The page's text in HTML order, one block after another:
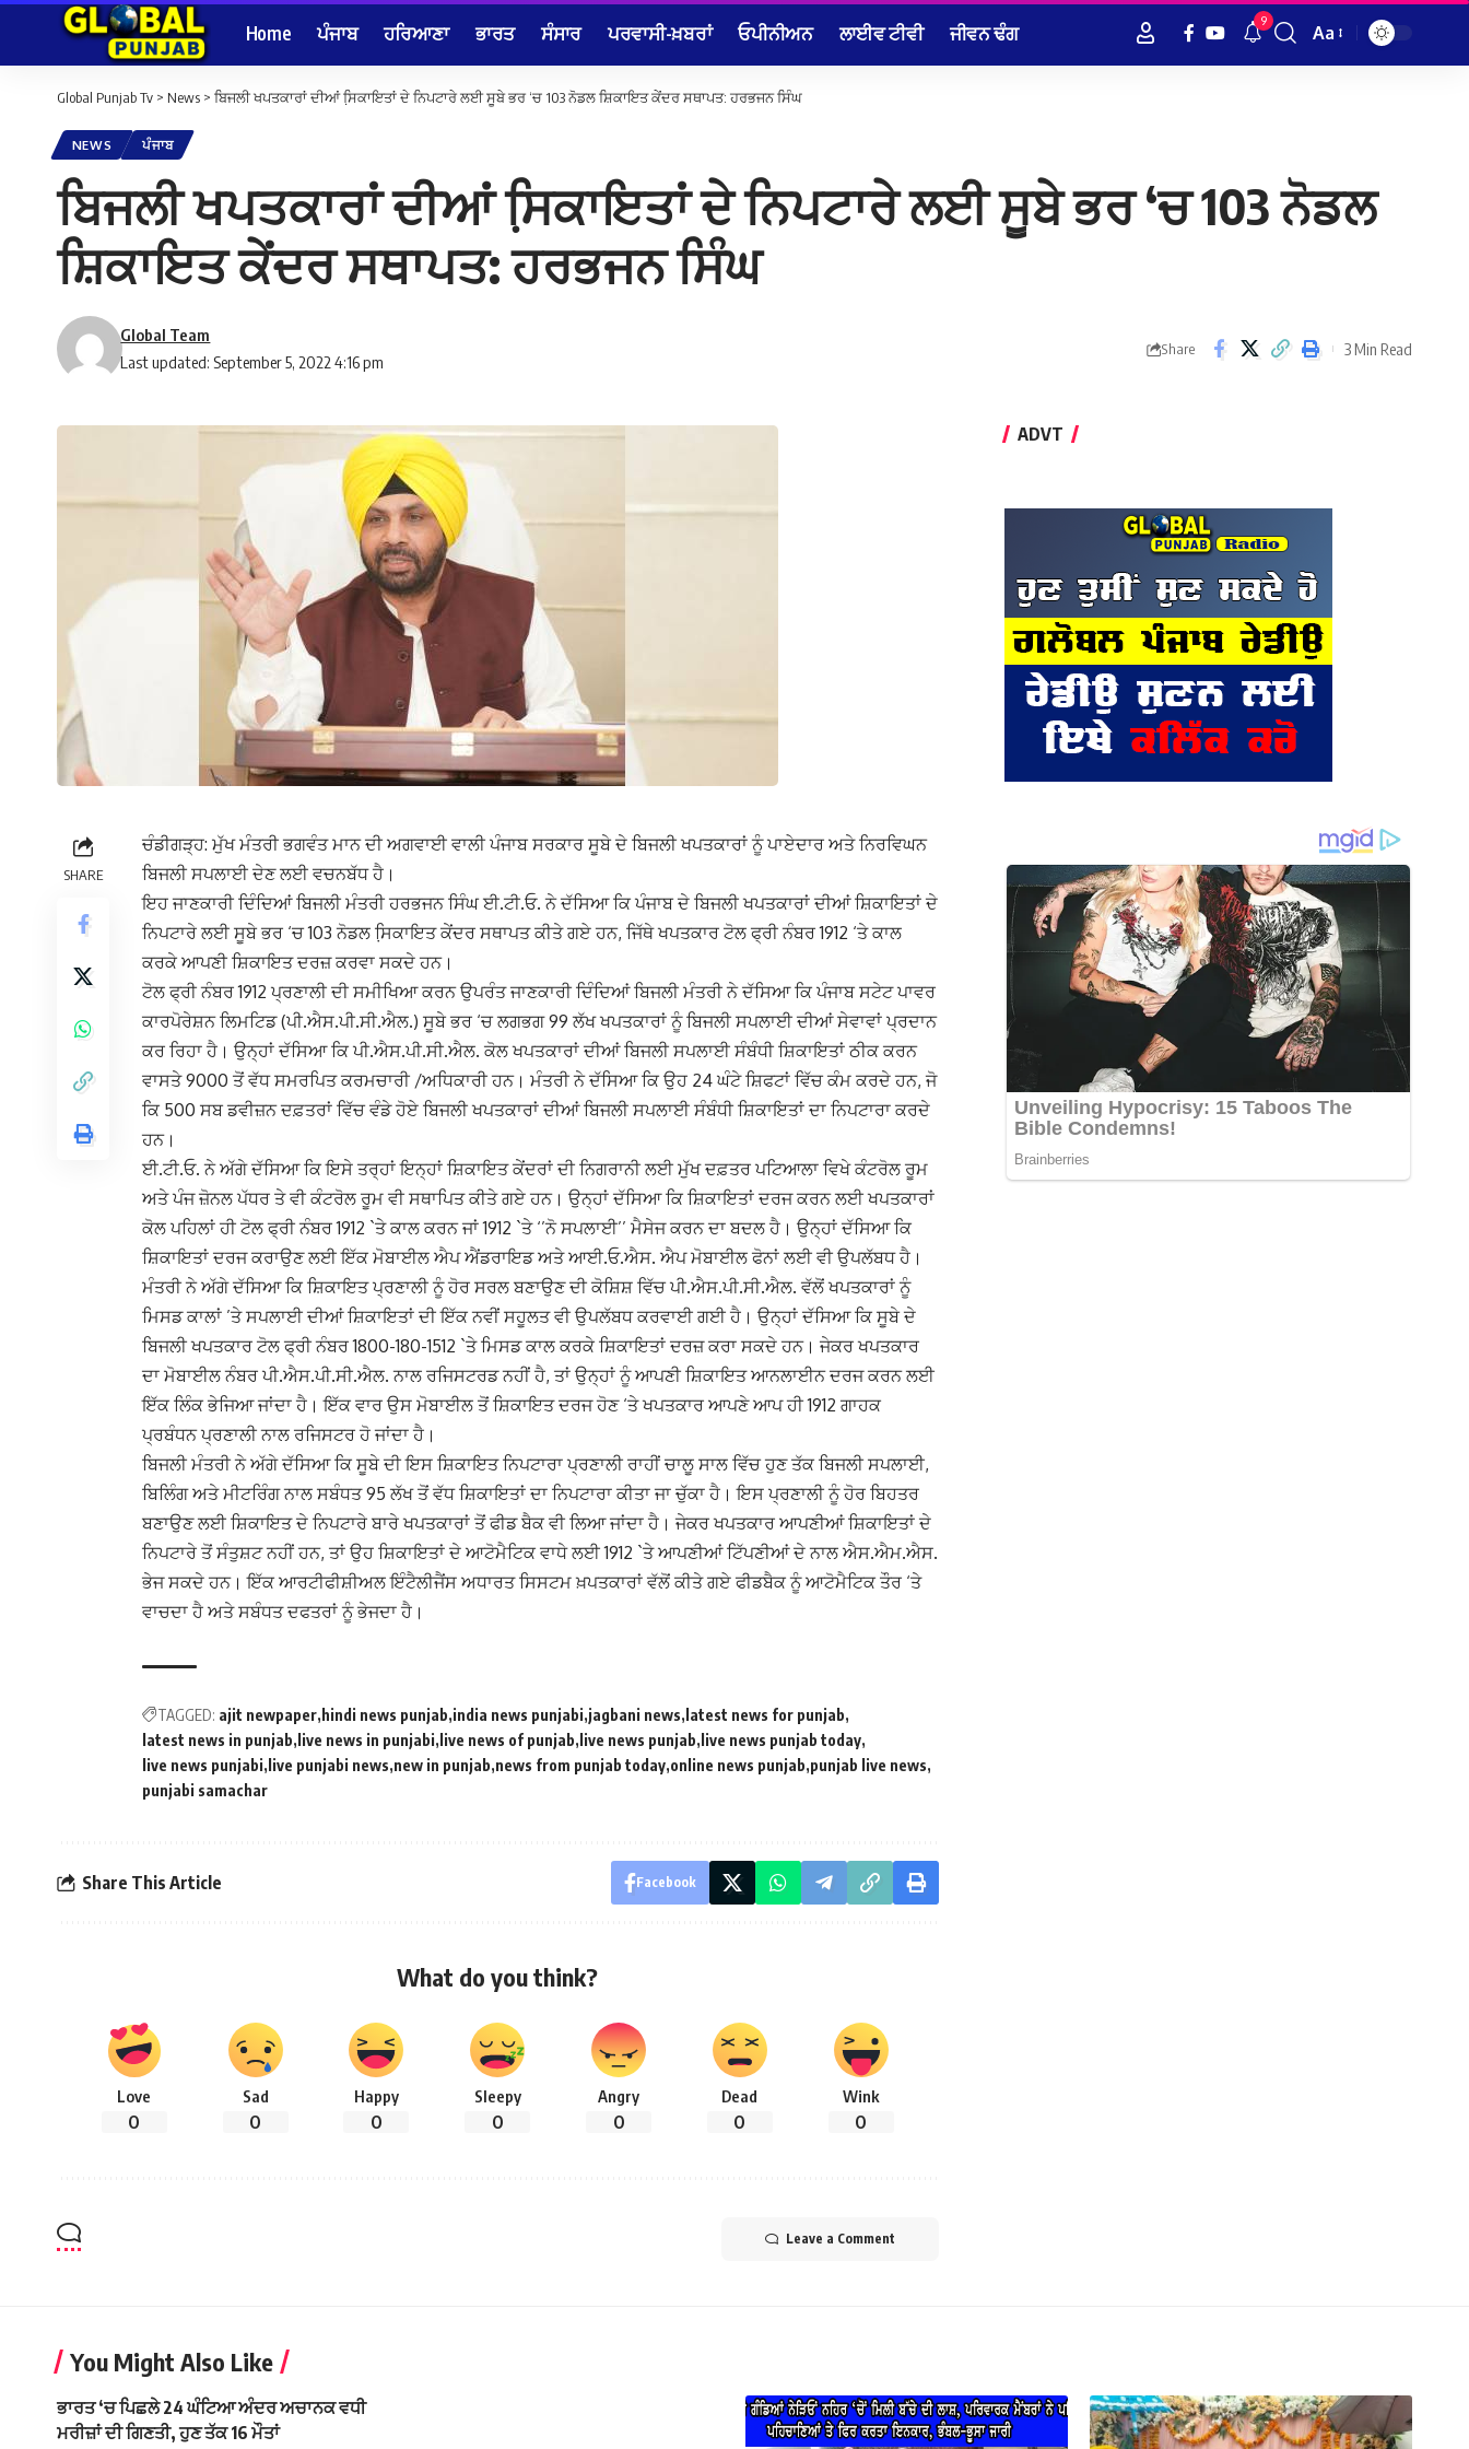
Home ਪੰਜਾਬ ਹਰਿਆਣਾ ਭਾਰਤ ਸੰਸਾਰ ਪਰਵਾਸੀ-ਖ਼ਬਰਾਂ ਓਪੀਨੀਅਨ ਲਾਈਵ ਟੀਵੀ ਜੀਵਨ ਢੰਗ 9
Font
Aa
Global Punjab Tv > News > ਬਿਜਲੀ ਖਪਤਕਾਰਾਂ ਦੀਆਂ ਸਿ਼ਕਾਇਤਾਂ ਦੇ ਨਿਪਟਾਰੇ ਲਈ ਸੂਬੇ ਭਰ ‘ਚ 103 ਨੋਡਲ ਸ਼ਿਕਾਇਤ ਕੇਂਦਰ ਸਥਾਪਤ: ਹਰਭਜਨ ਸਿੰਘ
NEWS ਪੰਜਾਬ
ਬਿਜਲੀ ਖਪਤਕਾਰਾਂ ਦੀਆਂ ਸਿ਼ਕਾਇਤਾਂ ਦੇ ਨਿਪਟਾਰੇ ਲਈ ਸੂਬੇ ਭਰ ‘ਚ 103 ਨੋਡਲ
ਸ਼ਿਕਾਇਤ ਕੇਂਦਰ ਸਥਾਪਤ: ਹਰਭਜਨ ਸਿੰਘ
Last updated: September 5, 2022 4:16 pm
Global Team
Share 3 Min Read
SHARE
ਚੰਡੀਗੜ੍ਹ: ਮੁੱਖ ਮੰਤਰੀ ਭਗਵੰਤ ਮਾਨ ਦੀ ਅਗਵਾਈ ਵਾਲੀ ਪੰਜਾਬ ਸਰਕਾਰ ਸੂਬੇ ਦੇ ਬਿਜਲੀ ਖਪਤਕਾਰਾਂ ਨੂੰ ਪਾਏਦਾਰ ਅਤੇ ਨਿਰਵਿਘਨ
ਬਿਜਲੀ ਸਪਲਾਈ ਦੇਣ ਲਈ ਵਚਨਬੱਧ ਹੈ।
ਇਹ ਜਾਣਕਾਰੀ ਦਿੰਦਿਆਂ ਬਿਜਲੀ ਮੰਤਰੀ ਹਰਭਜਨ ਸਿੰਘ ਈ.ਟੀ.ਓ. ਨੇ ਦੱਸਿਆ ਕਿ ਪੰਜਾਬ ਦੇ ਬਿਜਲੀ ਖਪਤਕਾਰਾਂ ਦੀਆਂ ਸ਼ਿਕਾਇਤਾਂ ਦੇ
ਨਿਪਟਾਰੇ ਲਈ ਸੂਬੇ ਭਰ ‘ਚ 103 ਨੋਡਲ ਸਿ਼ਕਾਇਤ ਕੇਂਦਰ ਸਥਾਪਤ ਕੀਤੇ ਗਏ ਹਨ, ਜਿੱਥੇ ਖਪਤਕਾਰ ਟੋਲ ਫ੍ਰੀ ਨੰਬਰ 1912 ‘ਤੇ ਕਾਲ
ਕਰਕੇ ਆਪਣੀ ਸ਼ਿਕਾਇਤ ਦਰਜ਼ ਕਰਵਾ ਸਕਦੇ ਹਨ।
ਟੋਲ ਫ੍ਰੀ ਨੰਬਰ 1912 ਪ੍ਰਣਾਲੀ ਦੀ ਸਮੀਖਿਆ ਕਰਨ ਉਪਰੰਤ ਜਾਣਕਾਰੀ ਦਿੰਦਿਆਂ ਬਿਜਲੀ ਮੰਤਰੀ ਨੇ ਦੱਸਿਆ ਕਿ ਪੰਜਾਬ ਸਟੇਟ ਪਾਵਰ
ਕਾਰਪੋਰੇਸ਼ਨ ਲਿਮਟਿਡ (ਪੀ.ਐਸ.ਪੀ.ਸੀ.ਐਲ.) ਸੂਬੇ ਭਰ ‘ਚ ਲਗਭਗ 99 ਲੱਖ ਖਪਤਕਾਰਾਂ ਨੂੰ ਬਿਜਲੀ ਸਪਲਾਈ ਦੀਆਂ ਸੇਵਾਵਾਂ ਪ੍ਰਦਾਨ
ਕਰ ਰਿਹਾ ਹੈ। ਉਨ੍ਹਾਂ ਦੱਸਿਆ ਕਿ ਪੀ.ਐਸ.ਪੀ.ਸੀ.ਐਲ. ਕੋਲ ਖਪਤਕਾਰਾਂ ਦੀਆਂ ਬਿਜਲੀ ਸਪਲਾਈ ਸੰਬੰਧੀ ਸ਼ਿਕਾਇਤਾਂ ਠੀਕ ਕਰਨ
ਵਾਸਤੇ 9000 ਤੋਂ ਵੱਧ ਸਮਰਪਿਤ ਕਰਮਚਾਰੀ /ਅਧਿਕਾਰੀ ਹਨ। ਮੰਤਰੀ ਨੇ ਦੱਸਿਆ ਕਿ ਉਹ 24 ਘੰਟੇ ਸ਼ਿਫਟਾਂ ਵਿੱਚ ਕੰਮ ਕਰਦੇ ਹਨ, ਜੋ
ਕਿ 500 ਸਬ ਡਵੀਜ਼ਨ ਦਫ਼ਤਰਾਂ ਵਿੱਚ ਵੰਡੇ ਹੋਏ ਬਿਜਲੀ ਖਪਤਕਾਰਾਂ ਦੀਆਂ ਬਿਜਲੀ ਸਪਲਾਈ ਸੰਬੰਧੀ ਸ਼ਿਕਾਇਤਾਂ ਦਾ ਨਿਪਟਾਰਾ ਕਰਦੇ
ਹਨ।
ਈ.ਟੀ.ਓ. ਨੇ ਅੱਗੇ ਦੱਸਿਆ ਕਿ ਇਸੇ ਤਰ੍ਹਾਂ ਇਨ੍ਹਾਂ ਸ਼ਿਕਾਇਤ ਕੇਂਦਰਾਂ ਦੀ ਨਿਗਰਾਨੀ ਲਈ ਮੁੱਖ ਦਫ਼ਤਰ ਪਟਿਆਲਾ ਵਿਖੇ ਕੰਟਰੋਲ ਰੂਮ
ਅਤੇ ਪੰਜ ਜ਼ੋਨਲ ਪੱਧਰ ਤੇ ਵੀ ਕੰਟਰੋਲ ਰੂਮ ਵੀ ਸਥਾਪਿਤ ਕੀਤੇ ਗਏ ਹਨ। ਉਨ੍ਹਾਂ ਦੱਸਿਆ ਕਿ ਸ਼ਿਕਾਇਤਾਂ ਦਰਜ ਕਰਨ ਲਈ ਖਪਤਕਾਰਾਂ
ਕੋਲ ਪਹਿਲਾਂ ਹੀ ਟੋਲ ਫ੍ਰੀ ਨੰਬਰ 1912 `ਤੇ ਕਾਲ ਕਰਨ ਜਾਂ 1912 `ਤੇ ‘’ਨੋ ਸਪਲਾਈ’’ ਮੈਸੇਜ ਕਰਨ ਦਾ ਬਦਲ ਹੈ। ਉਨ੍ਹਾਂ ਦੱਸਿਆ ਕਿ
ਸ਼ਿਕਾਇਤਾਂ ਦਰਜ ਕਰਾਉਣ ਲਈ ਇੱਕ ਮੋਬਾਈਲ ਐਪ ਐਂਡਰਾਇਡ ਅਤੇ ਆਈ.ਓ.ਐਸ. ਐਪ ਮੋਬਾਈਲ ਫੋਨਾਂ ਲਈ ਵੀ ਉਪਲੱਬਧ ਹੈ।
ਮੰਤਰੀ ਨੇ ਅੱਗੇ ਦੱਸਿਆ ਕਿ ਸ਼ਿਕਾਇਤ ਪ੍ਰਣਾਲੀ ਨੂੰ ਹੋਰ ਸਰਲ ਬਣਾਉਣ ਦੀ ਕੋਸ਼ਿਸ਼ ਵਿੱਚ ਪੀ.ਐਸ.ਪੀ.ਸੀ.ਐਲ. ਵੱਲੋਂ ਖਪਤਕਾਰਾਂ ਨੂੰ
ਮਿਸਡ ਕਾਲਾਂ ’ਤੇ ਸਪਲਾਈ ਦੀਆਂ ਸ਼ਿਕਾਇਤਾਂ ਦੀ ਇੱਕ ਨਵੀਂ ਸਹੂਲਤ ਵੀ ਉਪਲੱਬਧ ਕਰਵਾਈ ਗਈ ਹੈ। ਉਨ੍ਹਾਂ ਦੱਸਿਆ ਕਿ ਸੂਬੇ ਦੇ
ਬਿਜਲੀ ਖਪਤਕਾਰ ਟੋਲ ਫ੍ਰੀ ਨੰਬਰ 1800-180-1512 `ਤੇ ਮਿਸਡ ਕਾਲ ਕਰਕੇ ਸ਼ਿਕਾਇਤਾਂ ਦਰਜ਼ ਕਰਾ ਸਕਦੇ ਹਨ। ਜੇਕਰ ਖਪਤਕਾਰ
ਦਾ ਮੋਬਾਈਲ ਨੰਬਰ ਪੀ.ਐਸ.ਪੀ.ਸੀ.ਐਲ. ਨਾਲ ਰਜਿਸਟਰਡ ਨਹੀਂ ਹੈ, ਤਾਂ ਉਨ੍ਹਾਂ ਨੂੰ ਆਪਣੀ ਸ਼ਿਕਾਇਤ ਆਨਲਾਈਨ ਦਰਜ ਕਰਨ ਲਈ
ਇੱਕ ਲਿੰਕ ਭੇਜਿਆ ਜਾਂਦਾ ਹੈ। ਇੱਕ ਵਾਰ ਉਸ ਮੋਬਾਈਲ ਤੋਂ ਸ਼ਿਕਾਇਤ ਦਰਜ ਹੋਣ ‘ਤੇ ਖਪਤਕਾਰ ਆਪਣੇ ਆਪ ਹੀ 1912 ਗਾਹਕ
ਪ੍ਰਬੰਧਨ ਪ੍ਰਣਾਲੀ ਨਾਲ ਰਜਿਸਟਰ ਹੋ ਜਾਂਦਾ ਹੈ।
ਬਿਜਲੀ ਮੰਤਰੀ ਨੇ ਅੱਗੇ ਦੱਸਿਆ ਕਿ ਸੂਬੇ ਦੀ ਇਸ ਸ਼ਿਕਾਇਤ ਨਿਪਟਾਰਾ ਪ੍ਰਣਾਲੀ ਰਾਹੀਂ ਚਾਲੂ ਸਾਲ ਵਿੱਚ ਹੁਣ ਤੱਕ ਬਿਜਲੀ ਸਪਲਾਈ,
ਬਿਲਿੰਗ ਅਤੇ ਮੀਟਰਿੰਗ ਨਾਲ ਸਬੰਧਤ 95 ਲੱਖ ਤੋਂ ਵੱਧ ਸ਼ਿਕਾਇਤਾਂ ਦਾ ਨਿਪਟਾਰਾ ਕੀਤਾ ਜਾ ਚੁੱਕਾ ਹੈ। ਇਸ ਪ੍ਰਣਾਲੀ ਨੂੰ ਹੋਰ ਬਿਹਤਰ
ਬਣਾਉਣ ਲਈ ਸ਼ਿਕਾਇਤ ਦੇ ਨਿਪਟਾਰੇ ਬਾਰੇ ਖਪਤਕਾਰਾਂ ਤੋਂ ਫੀਡ ਬੈਕ ਵੀ ਲਿਆ ਜਾਂਦਾ ਹੈ। ਜੇਕਰ ਖਪਤਕਾਰ ਆਪਣੀਆਂ ਸ਼ਿਕਾਇਤਾਂ ਦੇ
ਨਿਪਟਾਰੇ ਤੋਂ ਸੰਤੁਸ਼ਟ ਨਹੀਂ ਹਨ, ਤਾਂ ਉਹ ਸ਼ਿਕਾਇਤਾਂ ਦੇ ਆਟੋਮੈਟਿਕ ਵਾਧੇ ਲਈ 1912 `ਤੇ ਆਪਣੀਆਂ ਟਿੱਪਣੀਆਂ ਦੇ ਨਾਲ ਐਸ.ਐਮ.ਐਸ.
ਭੇਜ ਸਕਦੇ ਹਨ। ਇੱਕ ਆਰਟੀਫੀਸ਼ੀਅਲ ਇੰਟੈਲੀਜੈਂਸ ਅਧਾਰਤ ਸਿਸਟਮ ਖ਼ਪਤਕਾਰਾਂ ਵੱਲੋਂ ਕੀਤੇ ਗਏ ਫੀਡਬੈਕ ਨੂੰ ਆਟੋਮੈਟਿਕ ਤੌਰ ‘ਤੇ
ਵਾਚਦਾ ਹੈ ਅਤੇ ਸਬੰਧਤ ਦਫਤਰਾਂ ਨੂੰ ਭੇਜਦਾ ਹੈ।
TAGGED: ajit newpaper hindi news punjab india news punjabi jagbani news latest news for punjab
latest news in punjab live news in punjabi live news of punjab live news punjab live news punjab today
live news punjabi live punjabi news new in punjab news from punjab today online news punjab punjab live news
punjabi samachar
Share This Article Facebook
What do you think?
Love
0
Sad
0
Happy
0
Sleepy
0
Angry
0
Dead
0
Wink
0
Leave a Comment
ADVT
You Might Also Like
ਭਾਰਤ ‘ਚ ਪਿਛਲੇ 24 ਘੰਟਿਆ ਅੰਦਰ ਅਚਾਨਕ ਵਧੀ
ਮਰੀਜ਼ਾਂ ਦੀ ਗਿਣਤੀ, ਹੁਣ ਤੱਕ 16 ਮੌਤਾਂ